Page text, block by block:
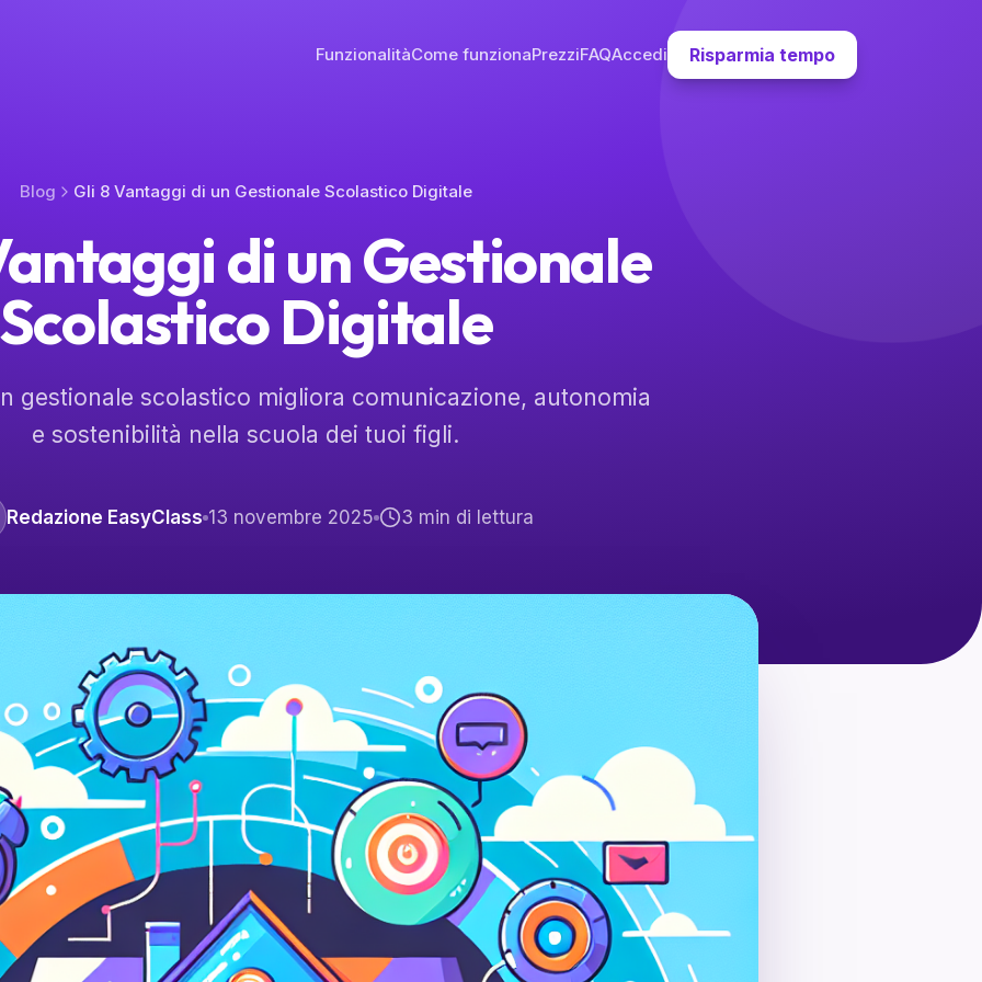
FunzionalitàCome funzionaPrezziFAQAccedi Risparmia tempo
Blog Gli 8 Vantaggi di un Gestionale Scolastico Digitale
di un Gestionale
Digitale
gestionale scolastico migliora comunicazione, autonomia
e sostenibilità nella scuola dei tuoi figli.
Redazione EasyClass 13 novembre 2025 3 min di lettura